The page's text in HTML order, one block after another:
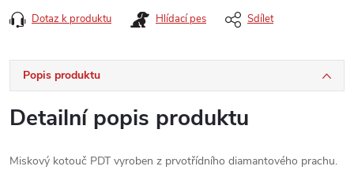
Dotaz k produktu Hlídací pes Sdílet
Popis produktu
Detailní popis produktu
Miskový kotouč PDT vyroben z prvotřídního diamantového prachu.